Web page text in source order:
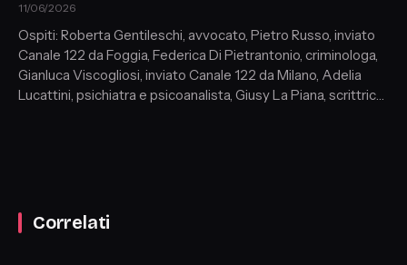
11/06/2026
Ospiti: Roberta Gentileschi, avvocato, Pietro Russo, inviato
Canale 122 da Foggia, Federica Di Pietrantonio, criminologa,
Gianluca Viscogliosi, inviato Canale 122 da Milano, Adelia
Lucattini, psichiatra e psicoanalista, Giusy La Piana, scrittrice
Correlati